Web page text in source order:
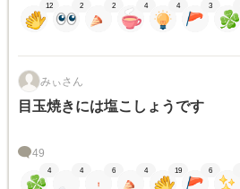
12 2 2 4 4 3
みぃさん
目玉焼きには塩こしょうです
49
4 4 6 4 19 6